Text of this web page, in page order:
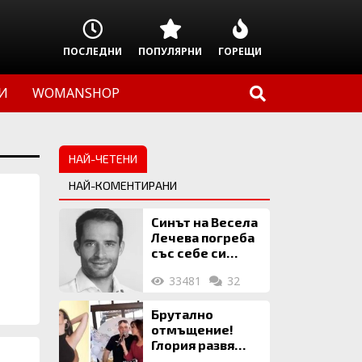
ПОСЛЕДНИ ПОПУЛЯРНИ ГОРЕЩИ
WOMANSHOP
НАЙ-ЧЕТЕНИ
НАЙ-КОМЕНТИРАНИ
Синът на Весела
Лечева погреба
със себе си
млн. евро
33481 32
Брутално
отмъщение!
Глория развя